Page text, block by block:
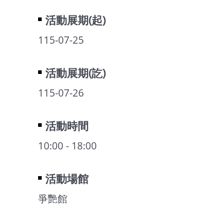
活動展期(起)
115-07-25
活動展期(訖)
115-07-26
活動時間
10:00 - 18:00
活動場館
爭艷館